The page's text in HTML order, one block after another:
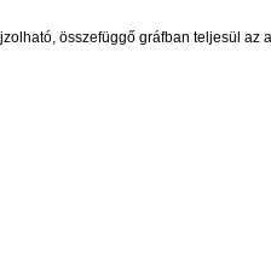
összefüggő gráfban teljesül az